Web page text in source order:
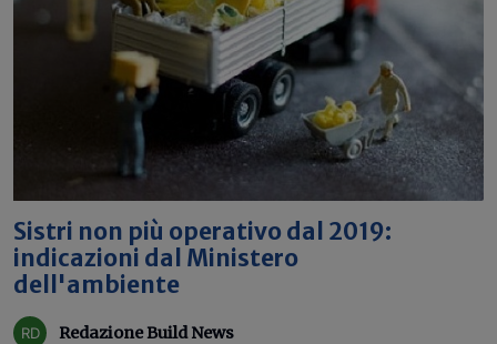
Sistri non più operativo dal 2019:
indicazioni dal Ministero
dell'ambiente
Redazione Build News